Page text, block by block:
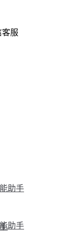
客服
助手
助手